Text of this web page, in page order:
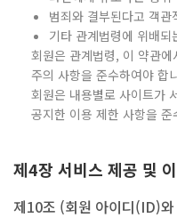
범죄와 결부된다고 객관
기타 관계법령에 위배되
회원은 관계법령, 이 약관
주의 사항을 준수하여야 합
회원은 내용별로 사이트가
공지한 이용 제한 사항을 준
제4장 서비스 제공 및
제10조 (회원 아이디(ID)